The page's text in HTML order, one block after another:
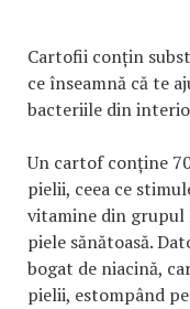
Cartofii conțin
ce înseamnă că te
bacteriile din
Un cartof conține
pielii, ceea ce
vitamine din grupul
piele sănătoasă.
bogat de niacină,
pielii, estompând